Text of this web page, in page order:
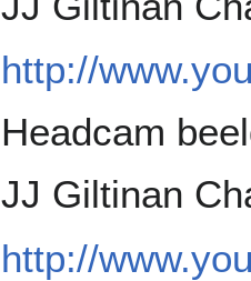
http://
Headcam
JJ Giltinan
http://